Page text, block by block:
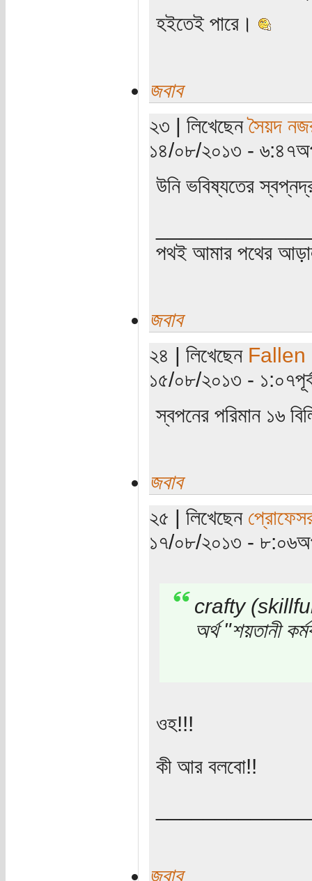
হইতেই পারে।
জবাব
২৩ | লিখেছেনসৈয়দ
১৪/০৮/২০১৩ -
উনি ভবিষ্যতের
পথই আমার পথের
জবাব
২৪ | লিখেছেন Fallen
১৫/০৮/২০১৩ -
স্বপনের পরিমান ১৬
জবাব
২৫ | লিখেছেন
১৭/০৮/২০১৩ -
crafty
অর্থ "শয়তানী
ওহ!!!
কী আর বলবো!!
জবাব